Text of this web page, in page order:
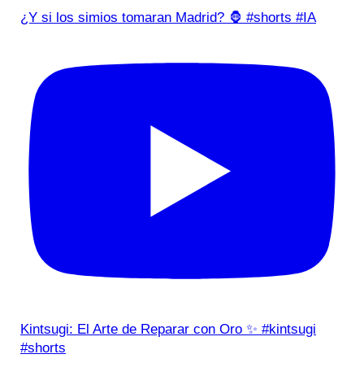
¿Y si los simios tomaran Madrid? 🦍 #shorts #IA
Kintsugi: El Arte de Reparar con Oro ✨ #kintsugi
#shorts